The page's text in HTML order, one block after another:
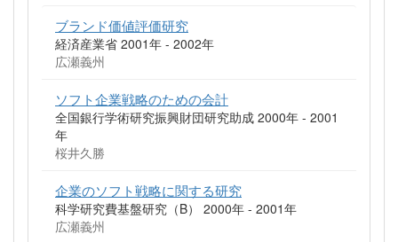
ブランド価値評価研究
経済産業省 2001年 - 2002年
広瀬義州
ソフト企業戦略のための会計
全国銀行学術研究振興財団研究助成 2000年 - 2001
年
桜井久勝
企業のソフト戦略に関する研究
科学研究費基盤研究（B） 2000年 - 2001年
広瀬義州